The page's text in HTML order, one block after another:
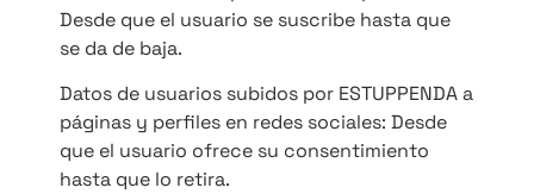
Desde que el usuario se suscribe hasta que
se da de baja.
Datos de usuarios subidos por ESTUPPENDA a
páginas y perfiles en redes sociales: Desde
que el usuario ofrece su consentimiento
hasta que lo retira.